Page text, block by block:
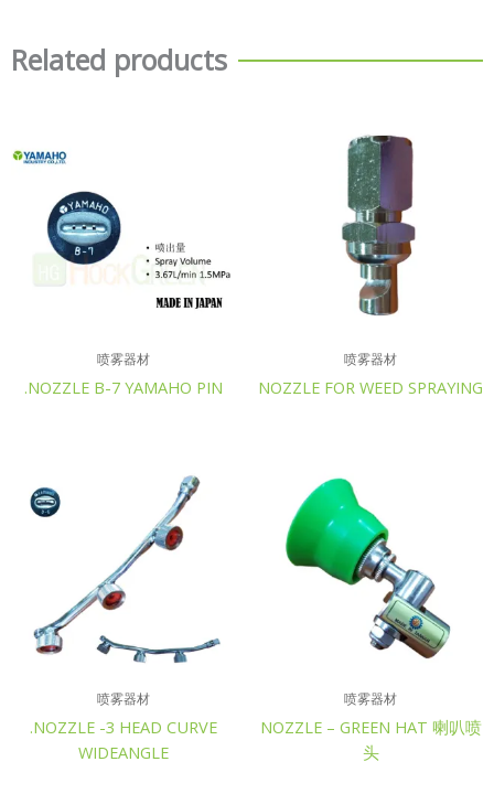
Related products
喷雾器材
.NOZZLE B-7 YAMAHO PIN
喷雾器材
NOZZLE FOR WEED SPRAYING
喷雾器材
.NOZZLE -3 HEAD CURVE
WIDEANGLE
喷雾器材
NOZZLE – GREEN HAT 喇叭喷
头